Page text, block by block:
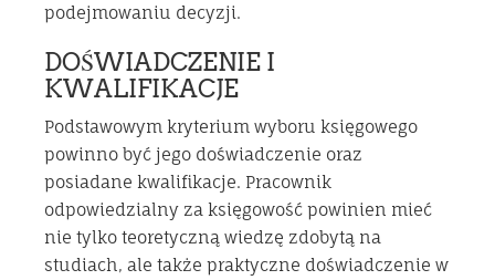
podejmowaniu decyzji.
DOŚWIADCZENIE I
KWALIFIKACJE
Podstawowym kryterium wyboru księgowego
powinno być jego doświadczenie oraz
posiadane kwalifikacje. Pracownik
odpowiedzialny za księgowość powinien mieć
nie tylko teoretyczną wiedzę zdobytą na
studiach, ale także praktyczne doświadczenie w